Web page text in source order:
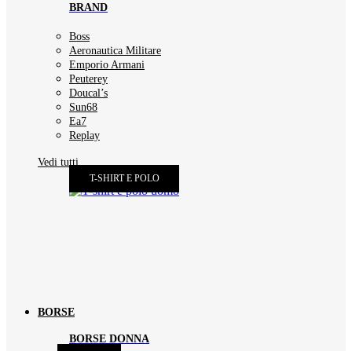
BRAND
Boss
Aeronautica Militare
Emporio Armani
Peuterey
Doucal’s
Sun68
Ea7
Replay
Vedi tutti
T-SHIRT E POLO
BORSE
BORSE DONNA